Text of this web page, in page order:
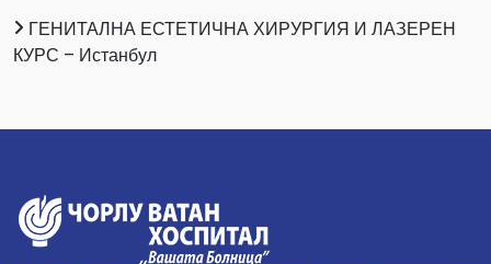
ГЕНИТАЛНА ЕСТЕТИЧНА ХИРУРГИЯ И ЛАЗЕРЕН
КУРС – Истанбул